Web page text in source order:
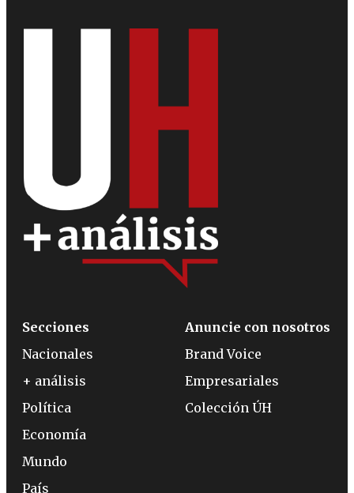
Secciones
Nacionales
+ análisis
Política
Economía
Mundo
País
Anuncie con nosotros
Brand Voice
Empresariales
Colección ÚH